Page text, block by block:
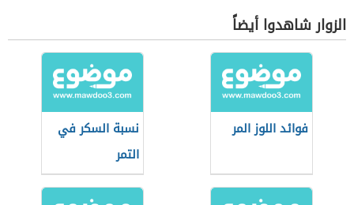
الزوار شاهدوا أيضاً
فوائد اللوز المر
نسبة السكر في
التمر